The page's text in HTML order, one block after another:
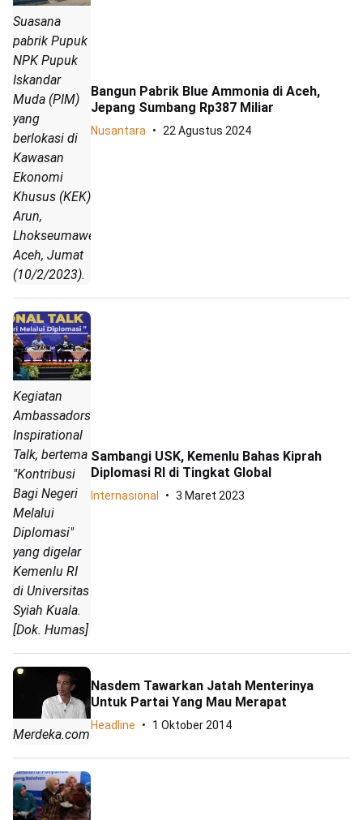
Suasana
pabrik Pupuk
NPK Pupuk
Iskandar
Muda (PIM)
yang
berlokasi di
Kawasan
Ekonomi
Khusus (KEK)
Arun,
Lhokseumawe,
Aceh, Jumat
(10/2/2023).
Bangun Pabrik Blue Ammonia di Aceh,
Jepang Sumbang Rp387 Miliar
Nusantara 22 Agustus 2024
Kegiatan
Ambassadors
Inspirational
Talk, bertema
"Kontribusi
Bagi Negeri
Melalui
Diplomasi"
yang digelar
Kemenlu RI
di Universitas
Syiah Kuala.
[Dok. Humas]
Sambangi USK, Kemenlu Bahas Kiprah
Diplomasi RI di Tingkat Global
Internasional 3 Maret 2023
Merdeka.com
Nasdem Tawarkan Jatah Menterinya
Untuk Partai Yang Mau Merapat
Headline 1 Oktober 2014